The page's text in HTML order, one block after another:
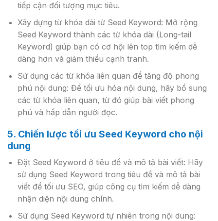
tiếp cận đối tượng mục tiêu.
Xây dựng từ khóa dài từ Seed Keyword: Mở rộng
Seed Keyword thành các từ khóa dài (Long-tail
Keyword) giúp bạn có cơ hội lên top tìm kiếm dễ
dàng hơn và giảm thiểu cạnh tranh.
Sử dụng các từ khóa liên quan để tăng độ phong
phú nội dung: Để tối ưu hóa nội dung, hãy bổ sung
các từ khóa liên quan, từ đó giúp bài viết phong
phú và hấp dẫn người đọc.
5. Chiến lược tối ưu Seed Keyword cho nội
dung
Đặt Seed Keyword ở tiêu đề và mô tả bài viết: Hãy
sử dụng Seed Keyword trong tiêu đề và mô tả bài
viết để tối ưu SEO, giúp công cụ tìm kiếm dễ dàng
nhận diện nội dung chính.
Sử dụng Seed Keyword tự nhiên trong nội dung: